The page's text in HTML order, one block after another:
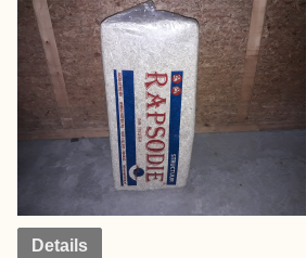
Details